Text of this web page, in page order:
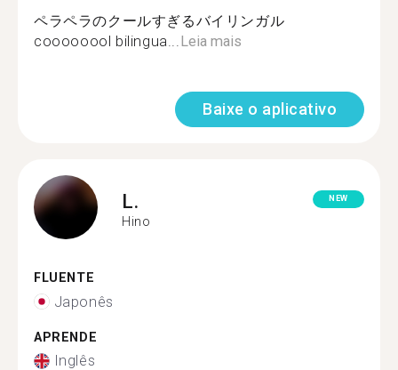
ペラペラのクールすぎるバイリンガル
coooooool bilingua...Leia mais
Baixe o aplicativo
L.
Hino
NEW
FLUENTE
Japonês
APRENDE
Inglês